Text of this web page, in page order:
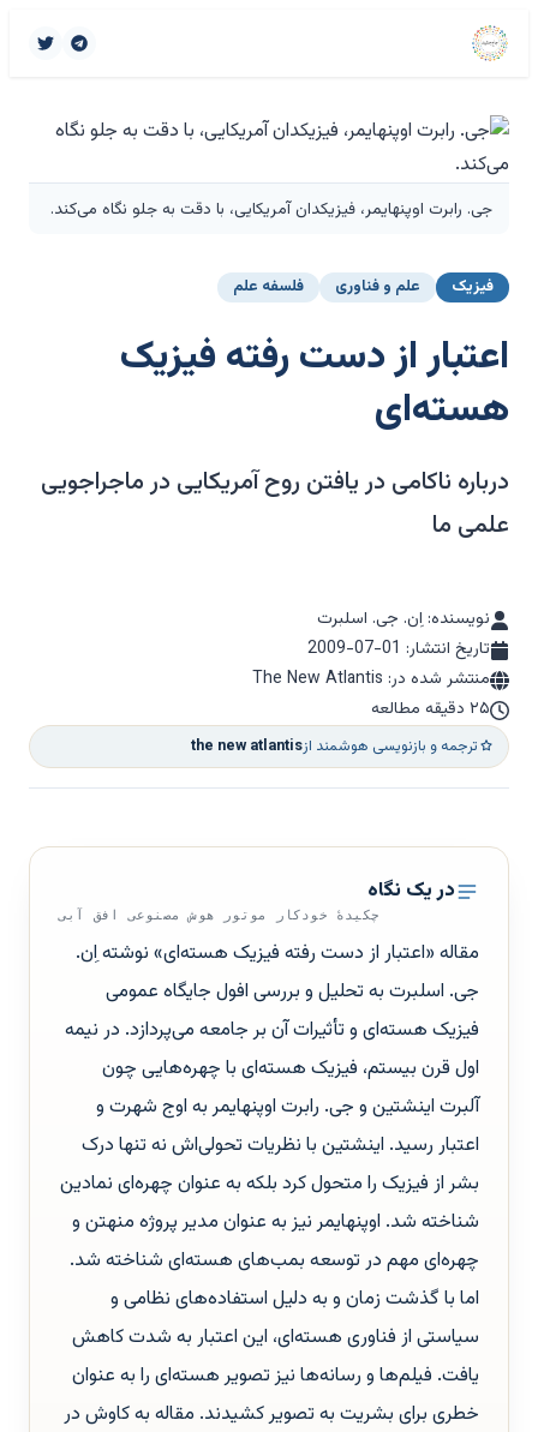
جی. رابرت اوپنهایمر، فیزیکدان آمریکایی، با دقت به جلو نگاه می‌کند.
فیزیک علم و فناوری فلسفه علم
اعتبار از دست رفته فیزیک
هسته‌ای
درباره ناکامی در یافتن روح آمریکایی در ماجراجویی
علمی ما
نویسنده: اِن. جی. اسلبرت
تاریخ انتشار: 2009-07-01
منتشر شده در: The New Atlantis
۲۵ دقیقه مطالعه
ترجمه و بازنویسی هوشمند ازthe new atlantis
در یک نگاه
چکیدهٔ خودکار موتور هوش مصنوعی افق آبی
مقاله «اعتبار از دست رفته فیزیک هسته‌ای» نوشته اِن.
جی. اسلبرت به تحلیل و بررسی افول جایگاه عمومی
فیزیک هسته‌ای و تأثیرات آن بر جامعه می‌پردازد. در نیمه
اول قرن بیستم، فیزیک هسته‌ای با چهره‌هایی چون
آلبرت اینشتین و جی. رابرت اوپنهایمر به اوج شهرت و
اعتبار رسید. اینشتین با نظریات تحولی‌اش نه تنها درک
بشر از فیزیک را متحول کرد بلکه به عنوان چهره‌ای نمادین
شناخته شد. اوپنهایمر نیز به عنوان مدیر پروژه منهتن و
چهره‌ای مهم در توسعه بمب‌های هسته‌ای شناخته شد.
اما با گذشت زمان و به دلیل استفاده‌های نظامی و
سیاستی از فناوری هسته‌ای، این اعتبار به شدت کاهش
یافت. فیلم‌ها و رسانه‌ها نیز تصویر هسته‌ای را به عنوان
خطری برای بشریت به تصویر کشیدند. مقاله به کاوش در